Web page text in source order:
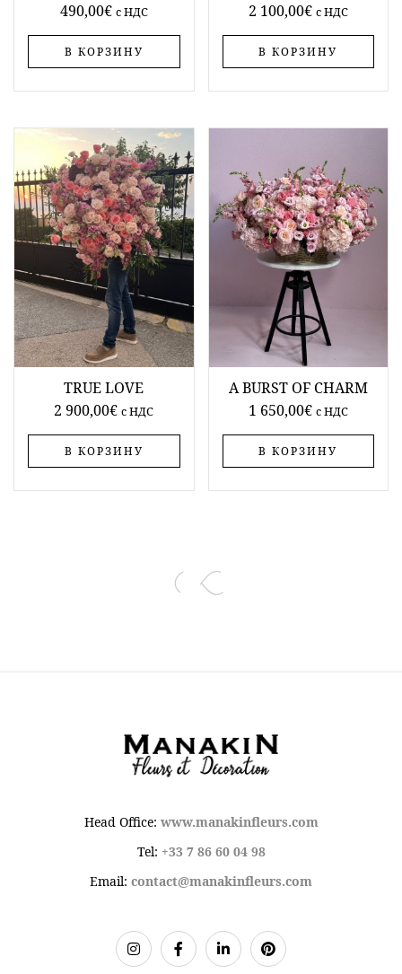
490,00€ c НДС
В КОРЗИНУ
2 100,00€ c НДС
В КОРЗИНУ
TRUE LOVE
2 900,00€ c НДС
В КОРЗИНУ
A BURST OF CHARM
1 650,00€ c НДС
В КОРЗИНУ
Head Office: www.manakinfleurs.com
Tel: +33 7 86 60 04 98
Email: contact@manakinfleurs.com